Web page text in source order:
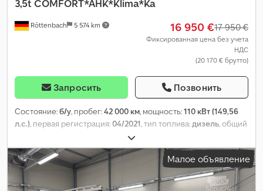
Röttenbach 5 574 km
3,5t COMFORT*AHK*Klima*Ka
16 950 €17 950 €
Фиксированная цена без учета
НДС
(20 170 € брутто)
Запросить Позвонить
Состояние:б/у, пробег:42 000 км, мощность:110 кВт (149,56
л.с.) , первая регистрация:04/2021 , тип топлива:дизель , общий
, следующая проверка (TÜV):
тип передачи:механический, класс выбросов:Евро 6,
количество мест:3, длина грузового отсека:3 400 мм, ширина
пространства для загрузки:
, высота грузового
отсека:
, Год выпуска:2021, Оборудование:ABS,
Малое объявление